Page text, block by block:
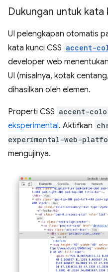
Dukungan untuk kata
UI pelengkapan otomatis
kata kunci CSS accent-
developer web
UI (misalnya, kotak
dihasilkan oleh elemen.
Properti CSS accent-
eksperimental. Aktifkan
experimental-web-
mengujinya.